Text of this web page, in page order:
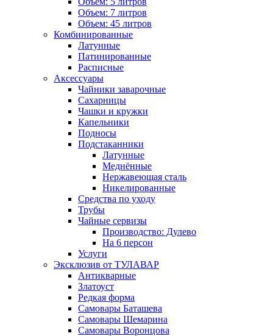
Объем: 7 литров
Объем: 45 литров
Комбинированные
Латунные
Патинированные
Расписные
Аксессуары
Чайники заварочные
Сахарницы
Чашки и кружки
Капельники
Подносы
Подстаканники
Латунные
Меднённые
Нержавеющая сталь
Никелированные
Средства по уходу
Трубы
Чайные сервизы
Производство: Дулево
На 6 персон
Услуги
Эксклюзив от ТУЛАВАР
Антикварные
Златоуст
Редкая форма
Самовары Баташева
Самовары Шемарина
Самовары Воронцова